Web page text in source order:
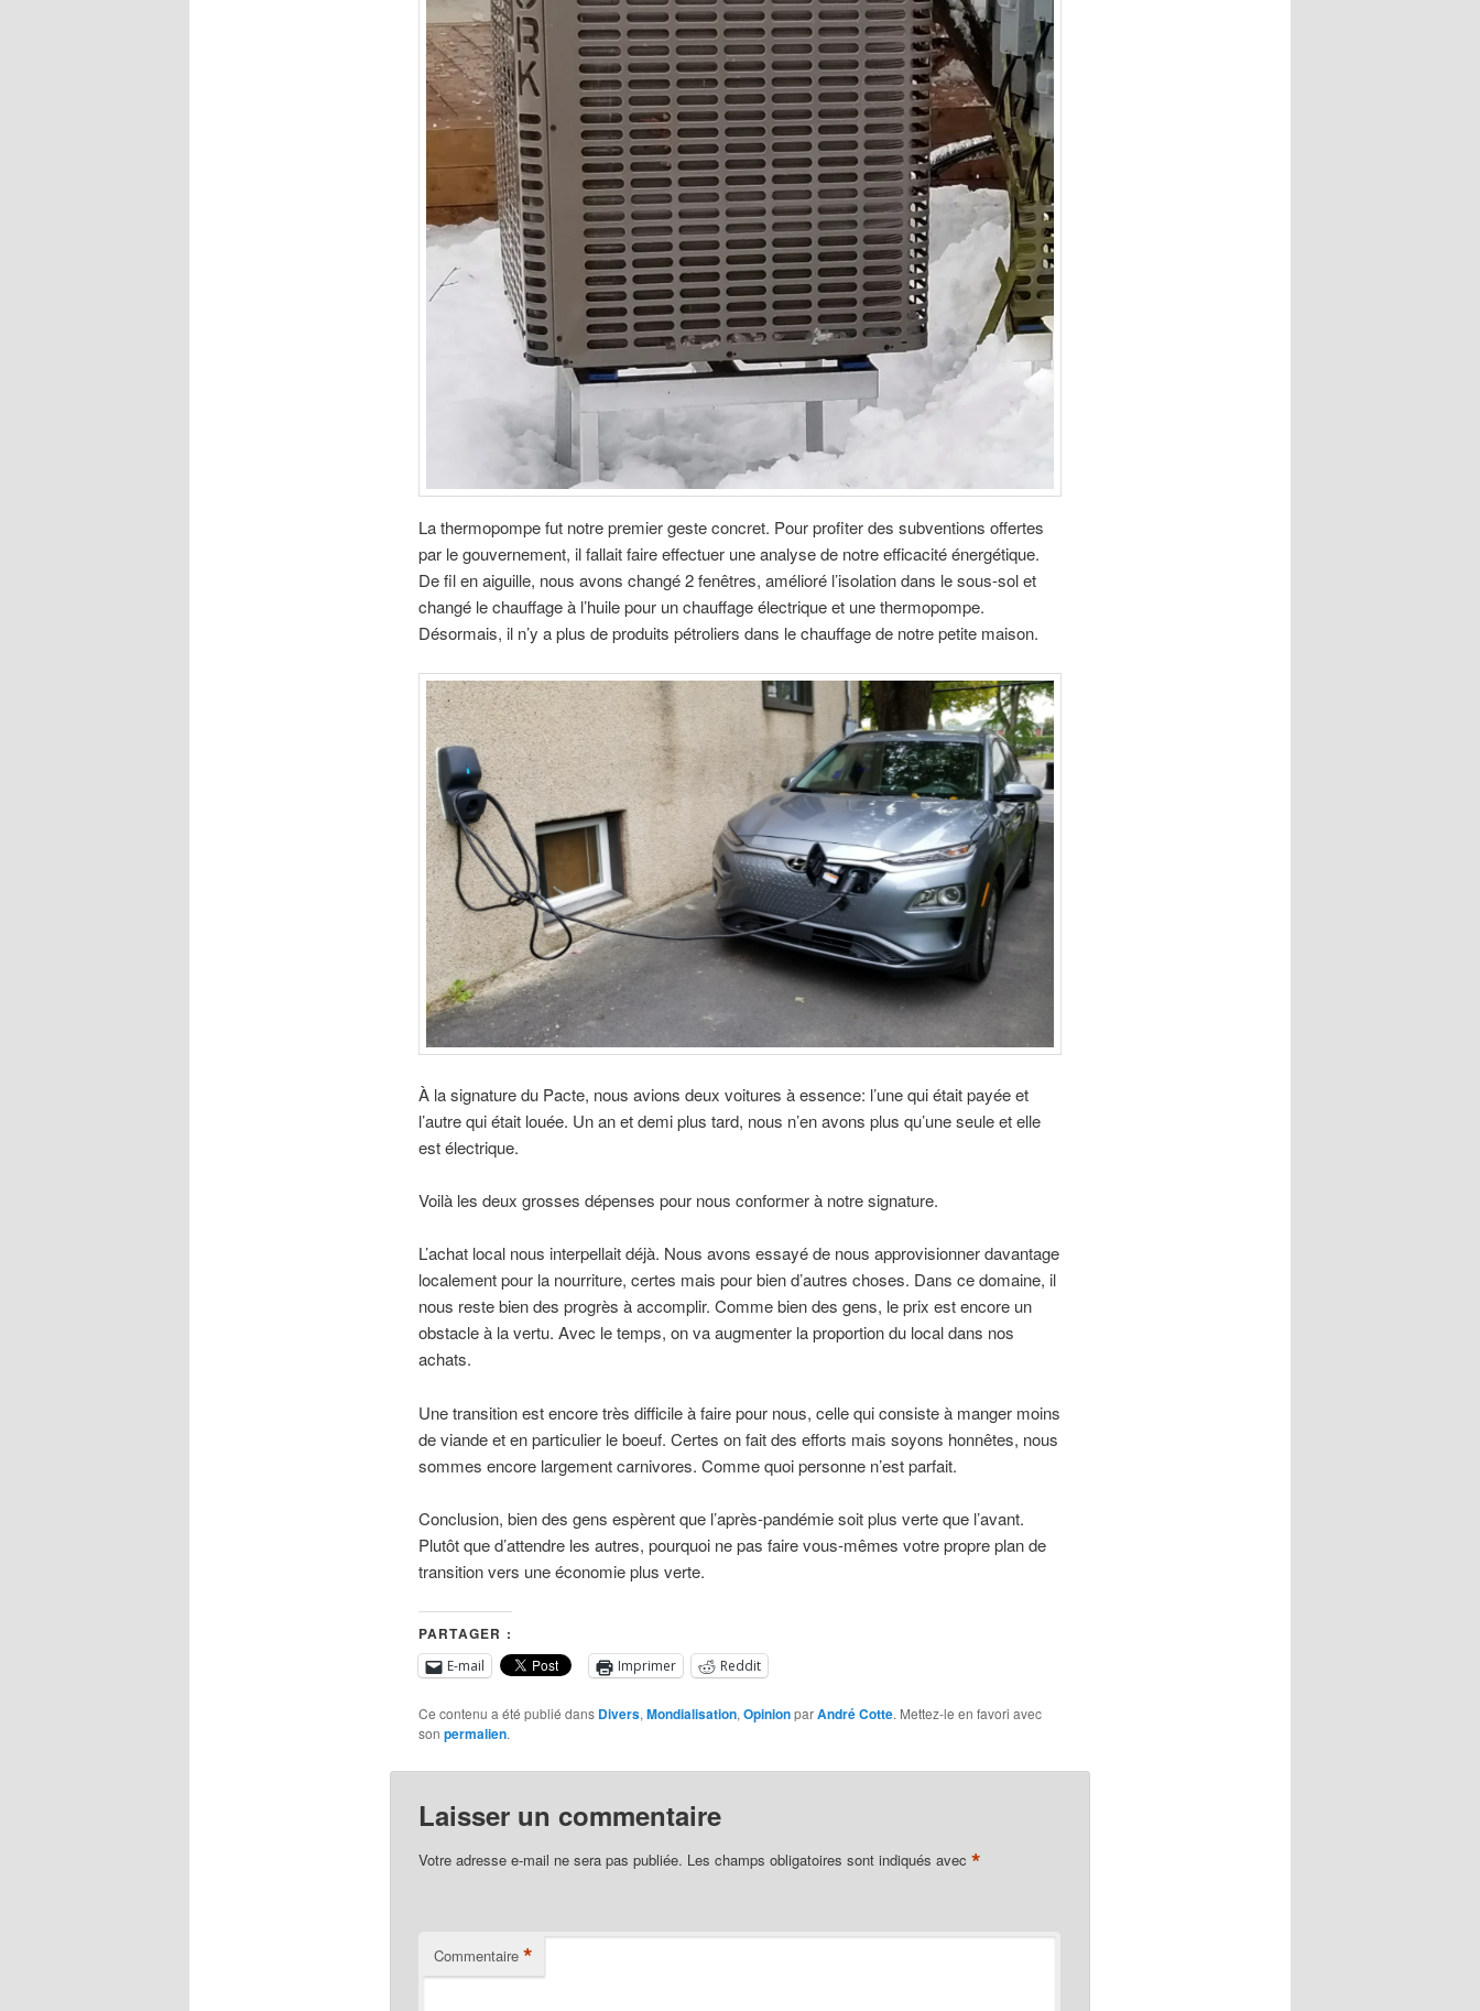
La thermopompe fut notre premier geste concret. Pour profiter des subventions offertes
par le gouvernement, il fallait faire effectuer une analyse de notre efficacité énergétique.
De fil en aiguille, nous avons changé 2 fenêtres, amélioré l’isolation dans le sous-sol et
changé le chauffage à l’huile pour un chauffage électrique et une thermopompe.
Désormais, il n’y a plus de produits pétroliers dans le chauffage de notre petite maison.
À la signature du Pacte, nous avions deux voitures à essence: l’une qui était payée et
l’autre qui était louée. Un an et demi plus tard, nous n’en avons plus qu’une seule et elle
est électrique.
Voilà les deux grosses dépenses pour nous conformer à notre signature.
L’achat local nous interpellait déjà. Nous avons essayé de nous approvisionner davantage
localement pour la nourriture, certes mais pour bien d’autres choses. Dans ce domaine, il
nous reste bien des progrès à accomplir. Comme bien des gens, le prix est encore un
obstacle à la vertu. Avec le temps, on va augmenter la proportion du local dans nos
achats.
Une transition est encore très difficile à faire pour nous, celle qui consiste à manger moins
de viande et en particulier le boeuf. Certes on fait des efforts mais soyons honnêtes, nous
sommes encore largement carnivores. Comme quoi personne n’est parfait.
Conclusion, bien des gens espèrent que l’après-pandémie soit plus verte que l’avant.
Plutôt que d’attendre les autres, pourquoi ne pas faire vous-mêmes votre propre plan de
transition vers une économie plus verte.
PARTAGER :
E-mail Imprimer Reddit
Ce contenu a été publié dans Divers,Mondialisation,OpinionparAndré Cotte. Mettez-le en favori avec
son permalien.
Laisser un commentaire
Votre adresse e-mail ne sera pas publiée. Les champs obligatoires sont indiqués avec *
Commentaire *